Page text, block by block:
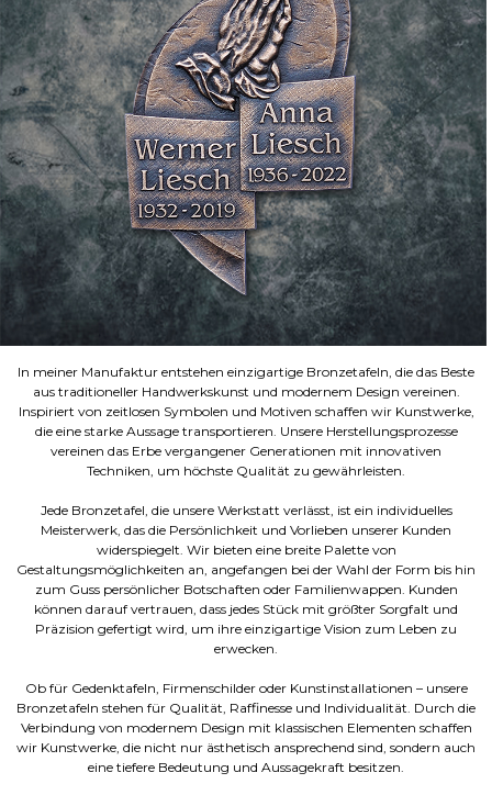
In meiner Manufaktur entstehen einzigartige Bronzetafeln, die das Beste
aus traditioneller Handwerkskunst und modernem Design vereinen.
Inspiriert von zeitlosen Symbolen und Motiven schaffen wir Kunstwerke,
die eine starke Aussage transportieren. Unsere Herstellungsprozesse
vereinen das Erbe vergangener Generationen mit innovativen
Techniken, um höchste Qualität zu gewährleisten.
Jede Bronzetafel, die unsere Werkstatt verlässt, ist ein individuelles
Meisterwerk, das die Persönlichkeit und Vorlieben unserer Kunden
widerspiegelt. Wir bieten eine breite Palette von
Gestaltungsmöglichkeiten an, angefangen bei der Wahl der Form bis hin
zum Guss persönlicher Botschaften oder Familienwappen. Kunden
können darauf vertrauen, dass jedes Stück mit größter Sorgfalt und
Präzision gefertigt wird, um ihre einzigartige Vision zum Leben zu
erwecken.
Ob für Gedenktafeln, Firmenschilder oder Kunstinstallationen – unsere
Bronzetafeln stehen für Qualität, Raffinesse und Individualität. Durch die
Verbindung von modernem Design mit klassischen Elementen schaffen
wir Kunstwerke, die nicht nur ästhetisch ansprechend sind, sondern auch
eine tiefere Bedeutung und Aussagekraft besitzen.